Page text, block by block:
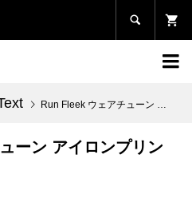


Run Fleek ウェアチューン アイロンプリントシート 124a4
ーン アイロンプリン